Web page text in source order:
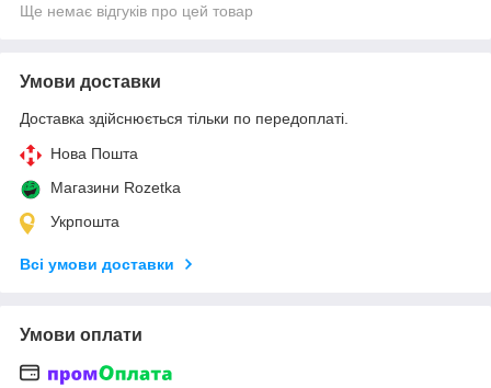
Ще немає відгуків про цей товар
Умови доставки
Доставка здійснюється тільки по передоплаті.
Нова Пошта
Магазини Rozetka
Укрпошта
Всі умови доставки
Умови оплати